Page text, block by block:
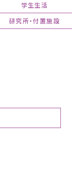
学生生活
研究所・付置施設